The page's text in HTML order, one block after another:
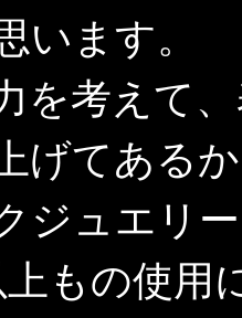
います。
を考えて
げてある
ジュエリ
上もの使